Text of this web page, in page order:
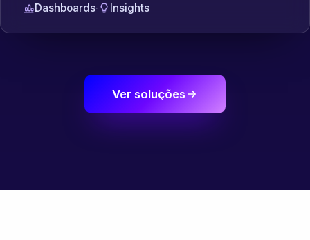
Dashboards· Insights
Ver soluções